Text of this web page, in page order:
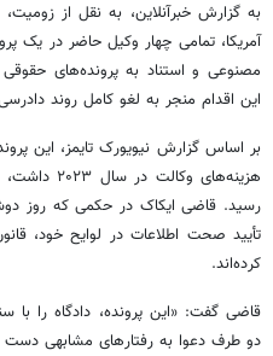
به گزارش خبرآنلاین، به نقل از
آمریکا، تمامی چهار وکیل حاضر در یک
مصنوعی و استناد به پرونده‌های
این اقدام منجر به لغو کامل روند
بر اساس گزارش نیویورک تایمز، این
هزینه‌های
رسید. قاضی ایکاک در حکمی که روز
کرده‌اند.
قاضی گفت: «این پرونده، دادگاه را با
دو طرف دعوا به رفتارهای مشابهی